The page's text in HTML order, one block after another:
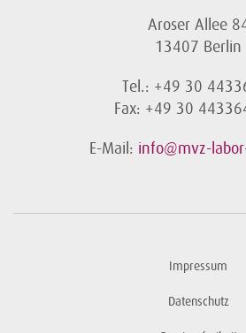
Aroser Allee
13407 Berlin
Tel.: +49 30
Fax: +49 30
E-Mail: info@mvz-
Impressum
Datenschutz